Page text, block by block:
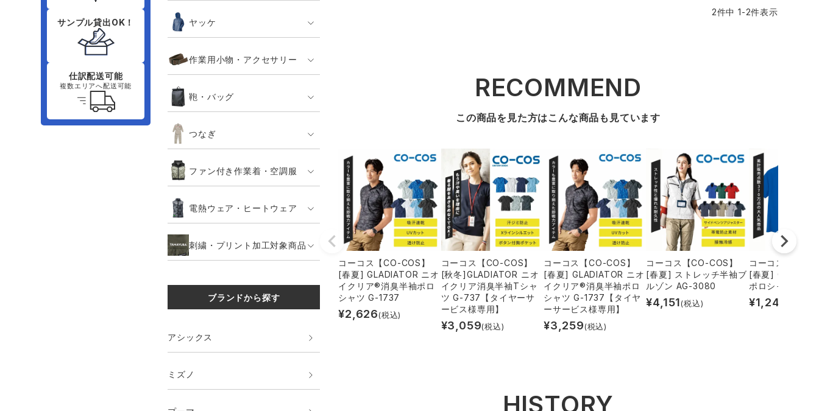
ヤッケ
作業用小物・アクセサリー
鞄・バッグ
つなぎ
ファン付き作業着・空調服
電熱ウェア・ヒートウェア
刺繍・プリント加工対象商品
ブランドから探す
アシックス
ミズノ
2件中 1-2件表示
RECOMMEND
この商品を見た方はこんな商品も見ています
コーコス【CO-COS】
[春夏] GLADIATOR ニオ
イクリア®消臭半袖ポロ
シャツ G-1737
¥2,626(税込)
コーコス【CO-COS】
[秋冬]GLADIATOR ニオ
イクリア消臭半袖Tシャ
ツ G-737【タイヤーサ
ービス様専用】
¥3,059(税込)
コーコス【CO-COS】
[春夏] GLADIATOR ニオ
イクリア®消臭半袖ポロ
シャツ G-1737【タイヤ
ーサービス様専用】
¥3,259(税込)
コーコス【CO-COS】
[春夏] ストレッチ半袖ブ
ルゾン AG-3080
¥4,151(税込)
コーコス【CO-
[春夏]
ポロシャツ AS-
¥1,242
HISTORY
サンプル貸出OK！
仕訳配送可能
複数エリアへ配送可能